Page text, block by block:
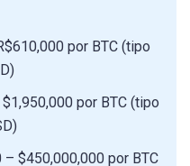
por BTC (tipo
por BTC (tipo
$450,000,000 por BTC